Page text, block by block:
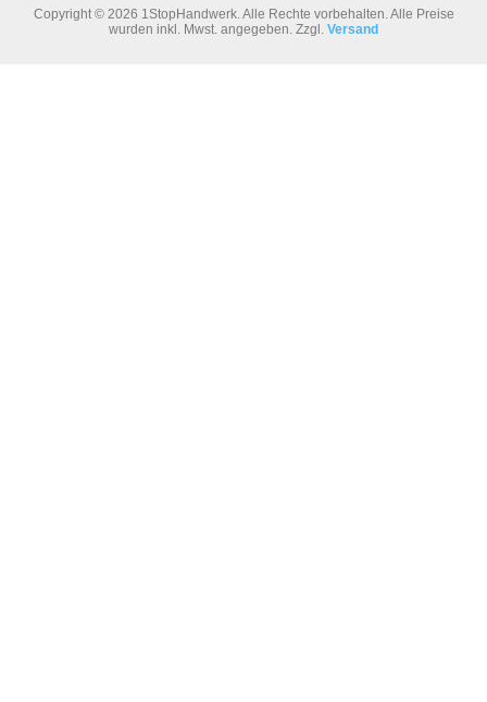
Copyright © 2026 1StopHandwerk. Alle Rechte vorbehalten.Alle Preise
wurden inkl. Mwst. angegeben. Zzgl. Versand